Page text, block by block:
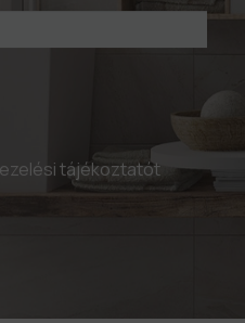
tájékoztatót